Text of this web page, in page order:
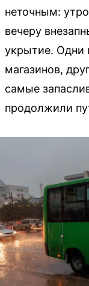
неточным:
вечеру
укрытие. Одни
магазинов,
самые
продолжили